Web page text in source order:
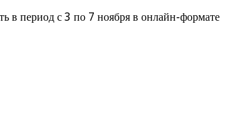
в период с 3 по 7 ноября в онлайн-формате